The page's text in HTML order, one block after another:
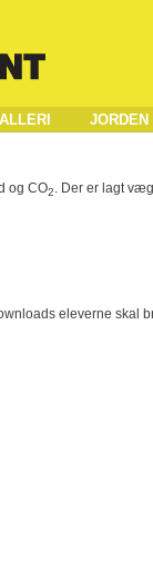
JORDEN
og CO2. Der er lagt
eleverne skal